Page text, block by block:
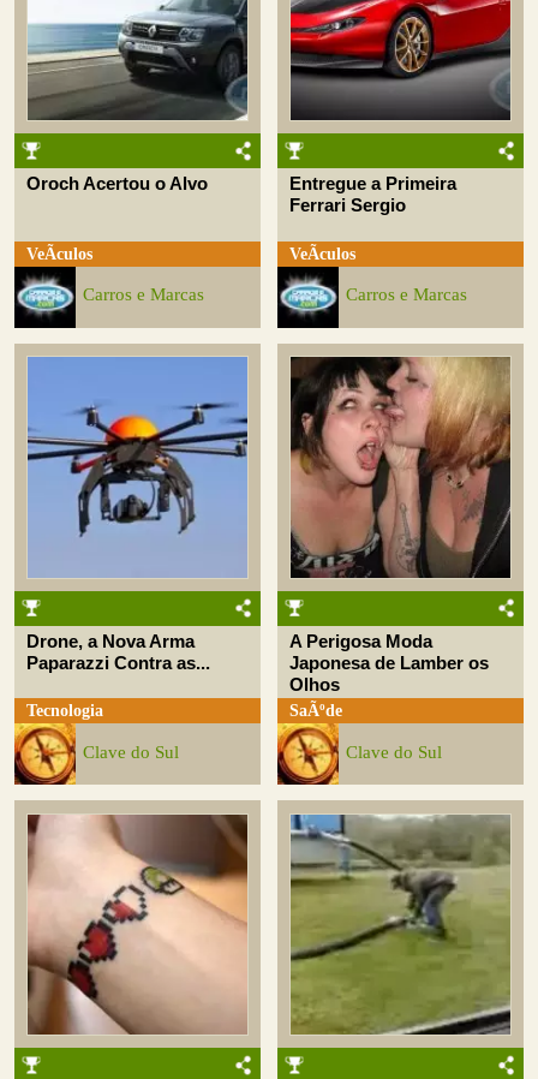
Oroch Acertou o Alvo
VeÃ­culos
Carros e Marcas
Entregue a Primeira
Ferrari Sergio
VeÃ­culos
Carros e Marcas
Drone, a Nova Arma
Paparazzi Contra as...
Tecnologia
Clave do Sul
A Perigosa Moda
Japonesa de Lamber os
Olhos
SaÃºde
Clave do Sul